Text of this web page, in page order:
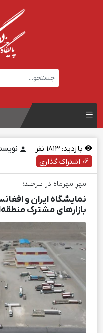
بازدید: نفر
اشتراک گذاری
مهرِ مهرماه در بیرجند؛
نمایشگاه ایران و
بازارهای مشترک